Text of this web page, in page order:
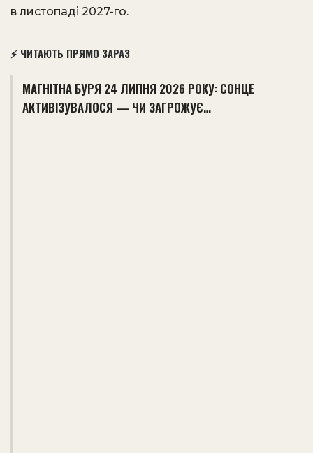
в листопаді 2027-го.
⚡ ЧИТАЮТЬ ПРЯМО ЗАРАЗ
МАГНІТНА БУРЯ 24 ЛИПНЯ 2026 РОКУ: СОНЦЕ
АКТИВІЗУВАЛОСЯ — ЧИ ЗАГРОЖУЄ…